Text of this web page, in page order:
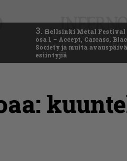
3. Hellsinki Metal Festival
osa 1 – Accept, Carcass,
Society ja muita
esiintyjiä